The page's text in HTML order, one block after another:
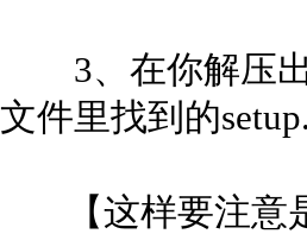
3、在你解压出
文件里找到的
【这样要注意是